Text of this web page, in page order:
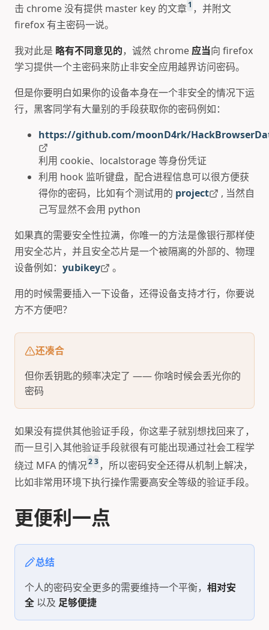
击 chrome 没有提供 master key 的文章1 ，并附文
firefox 有主密码一说。
我对此是 略有不同意见的，诚然 chrome应当向 firefox
学习提供一个主密码来防止非安全应用越界访问密码。
但是你要明白如果你的设备本身在一个非安全的情况下运
行，黑客同学有大量别的手段获取你的密码例如：
https://github.com/moonD4rk/
利用 cookie、localstorage 等身份凭证
利用 hook 监听键盘，配合进程信息可以很方便获
得你的密码，比如有个测试用的 project
, 当然自
己写显然不会用 python
如果真的需要安全性拉满，你唯一的方法是像银行那样使
用安全芯片，并且安全芯片是一个被隔离的外部的、物理
设备例如： yubikey
。
用的时候需要插入一下设备，还得设备支持才行，你要说
方不方便吧？
还凑合
但你丢钥匙的频率决定了 —— 你啥时候会丢光你的
密码
如果没有提供其他验证手段，你这辈子就别想找回来了，
而一旦引入其他验证手段就很有可能出现通过社会工程学
绕过 MFA 的情况2 3，所以密码安全还得从机制上解决，
比如非常用环境下执行操作需要高安全等级的验证手段。
更便利一点
总结
个人的密码安全更多的需要维持一个平衡， 相对安
全 以及 足够便捷